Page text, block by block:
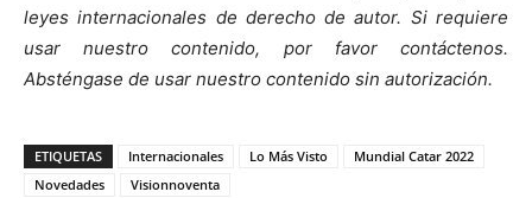
leyes internacionales de derecho de autor. Si requiere
usar nuestro contenido, por favor contáctenos.
Absténgase de usar nuestro contenido sin autorización.
ETIQUETAS Internacionales Lo Más Visto
Mundial Catar 2022
Novedades
Visionnoventa